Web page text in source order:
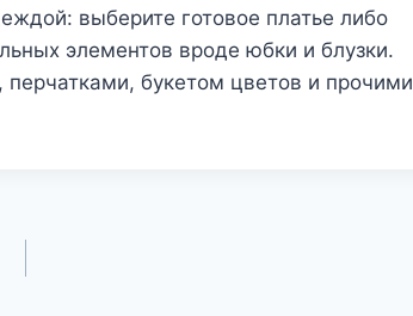
выберите готовое платье либо
элементов вроде юбки и блузки.
букетом цветов и прочими